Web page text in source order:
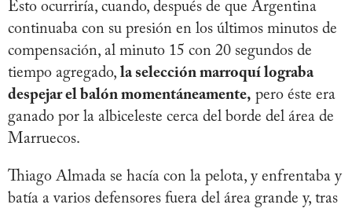
Esto ocurriría, cuando, después de que Argentina
continuaba con su presión en los últimos minutos de
compensación, al minuto 15 con 20 segundos de
tiempo agregado, la selección marroquí lograba
despejar el balón momentáneamente, pero éste era
ganado por la albiceleste cerca del borde del área de
Marruecos.
Thiago Almada se hacía con la pelota, y enfrentaba y
batía a varios defensores fuera del área grande y, tras